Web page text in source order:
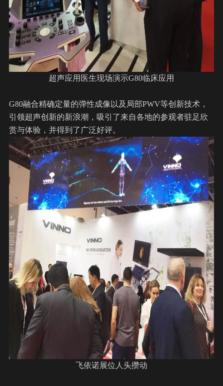
超声应用医生现场演示G80临床应用
G80融合精确定量的弹性成像以及局部PWV等创新技术，
引领超声创新的新浪潮，吸引了来自各地的参观者驻足欣
赏与体验，并得到了广泛好评。
飞依诺展位人头攒动